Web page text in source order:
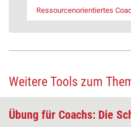
Ressourcenorientiertes
Weitere Tools zum
Übung für Coachs: Die